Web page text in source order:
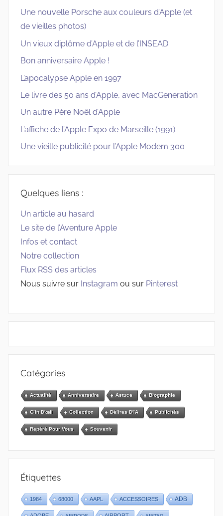
Une nouvelle Porsche aux couleurs d’Apple (et
de vieilles photos)
Un vieux diplôme d’Apple et de l’INSEAD
Bon anniversaire Apple !
L’apocalypse Apple en 1997
Le livre des 50 ans d’Apple, avec MacGeneration
Un autre Père Noël d’Apple
L’affiche de l’Apple Expo de Marseille (1991)
Une vieille publicité pour l’Apple Modem 300
Quelques liens :
Un article au hasard
Le site de l’Aventure Apple
Infos et contact
Notre collection
Flux RSS des articles
Nous suivre sur Instagram ou sur Pinterest
Catégories
Actualité Anniversaire Astuce Biographie
Clin D'œil Collection Délires D'IA Publicités
Repéré Pour Vous Souvenir
Étiquettes
1984 68000 AAPL ACCESSOIRES ADB